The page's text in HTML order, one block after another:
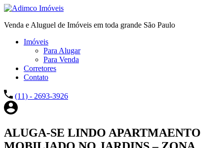
Venda e Aluguel de Imóveis em toda grande São Paulo
Imóveis
Para Alugar
Para Venda
Corretores
Contato
(11) - 2693-3926
ALUGA-SE LINDO APARTMAENTO